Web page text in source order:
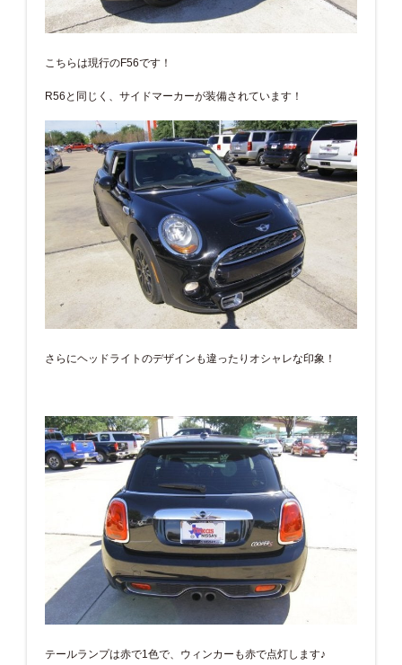
こちらは現行のF56です！
R56と同じく、サイドマーカーが装備されています！
さらにヘッドライトのデザインも違ったりオシャレな印象！
テールランプは赤で1色で、ウィンカーも赤で点灯します♪